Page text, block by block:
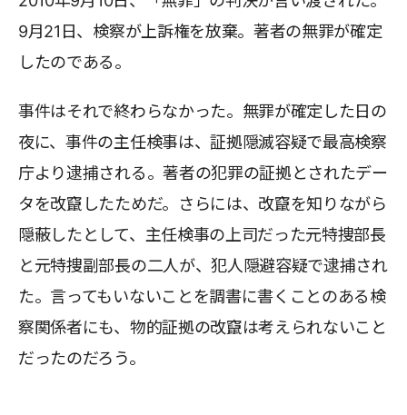
9月21日、検察が上訴権を放棄。著者の無罪が確定
したのである。
事件はそれで終わらなかった。無罪が確定した日の
夜に、事件の主任検事は、証拠隠滅容疑で最高検察
庁より逮捕される。著者の犯罪の証拠とされたデー
タを改竄したためだ。さらには、改竄を知りながら
隠蔽したとして、主任検事の上司だった元特捜部長
と元特捜副部長の二人が、犯人隠避容疑で逮捕され
た。言ってもいないことを調書に書くことのある検
察関係者にも、物的証拠の改竄は考えられないこと
だったのだろう。